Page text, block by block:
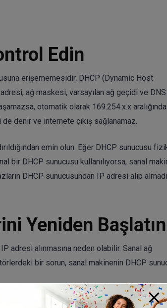
Edin
erişememesidir. DHCP (Dynamic Host
ağ maskesi, varsayılan ağ geçidi ve DNS
otomatik olarak 169.254.x.x
denir ve internete çıkış sağlanamaz.
emin olun. Eğer DHCP sunucusu
bir DHCP sunucusu kullanılıyorsa, sanal
DHCP sunucusundan IP adresi alıp
Yeniden Başlatın
adresi alınmasına neden olabilir. Sanal ağ
bir sorun, sanal makinenin DHCP